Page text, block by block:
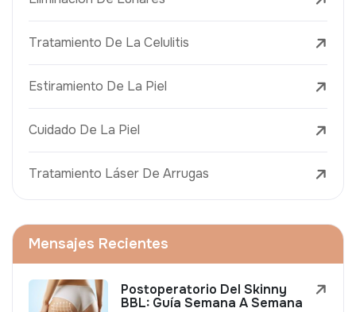
Tratamiento De La Celulitis
Estiramiento De La Piel
Cuidado De La Piel
Tratamiento Láser De Arrugas
Mensajes Recientes
Postoperatorio Del Skinny
BBL: Guía Semana A Semana